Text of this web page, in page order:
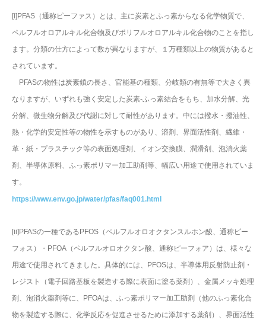
[i]PFAS（通称ピーファス）とは、主に炭素とふっ素からなる化学物質で、
ペルフルオロアルキル化合物及びポリフルオロアルキル化合物のことを指し
ます。分類の仕方によって数が異なりますが、１万種類以上の物質があると
されています。
PFASの物性は炭素鎖の長さ、官能基の種類、分岐類の有無等で大きく異
なりますが、いずれも強く安定した炭素-ふっ素結合をもち、加水分解、光
分解、微生物分解及び代謝に対して耐性があります。中には撥水・撥油性、
熱・化学的安定性等の物性を示すものがあり、溶剤、界面活性剤、繊維・
革・紙・プラスチック等の表面処理剤、イオン交換膜、潤滑剤、泡消火薬
剤、半導体原料、ふっ素ポリマー加工助剤等、幅広い用途で使用されていま
す。
https://www.env.go.jp/water/pfas/faq001.html
[ii]PFASの一種であるPFOS（ペルフルオロオクタンスルホン酸、通称ピー
フォス）・PFOA（ペルフルオロオクタン酸、通称ピーフォア）は、様々な
用途で使用されてきました。具体的には、PFOSは、半導体用反射防止剤・
レジスト（電子回路基板を製造する際に表面に塗る薬剤）、金属メッキ処理
剤、泡消火薬剤等に、PFOAは、ふっ素ポリマー加工助剤（他のふっ素化合
物を製造する際に、化学反応を促進させるために添加する薬剤）、界面活性